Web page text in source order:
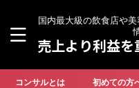
国内最大級の飲食店や
売上より利益
コンサルとは 初めての方